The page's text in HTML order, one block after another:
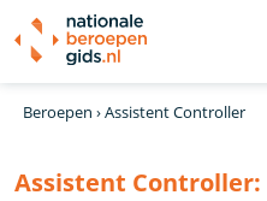
Beroepen ›Assistent Controller
Assistent Controller: